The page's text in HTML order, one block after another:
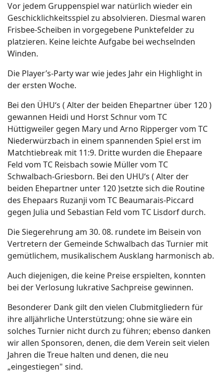
Vor jedem Gruppenspiel war natürlich wieder ein
Geschicklichkeitsspiel zu absolvieren. Diesmal waren
Frisbee-Scheiben in vorgegebene Punktefelder zu
platzieren. Keine leichte Aufgabe bei wechselnden
Winden.
Die Player’s-Party war wie jedes Jahr ein Highlight in
der ersten Woche.
Bei den ÜHU‘s ( Alter der beiden Ehepartner über 120 )
gewannen Heidi und Horst Schnur vom TC
Hüttigweiler gegen Mary und Arno Ripperger vom TC
Niederwürzbach in einem spannenden Spiel erst im
Matchtiebreak mit 11:9. Dritte wurden die Ehepaare
Feld vom TC Reisbach sowie Müller vom TC
Schwalbach-Griesborn. Bei den UHU‘s ( Alter der
beiden Ehepartner unter 120 )setzte sich die Routine
des Ehepaars Ruzanji vom TC Beaumarais-Piccard
gegen Julia und Sebastian Feld vom TC Lisdorf durch.
Die Siegerehrung am 30. 08. rundete im Beisein von
Vertretern der Gemeinde Schwalbach das Turnier mit
gemütlichem, musikalischem Ausklang harmonisch ab.
Auch diejenigen, die keine Preise erspielten, konnten
bei der Verlosung lukrative Sachpreise gewinnen.
Besonderer Dank gilt den vielen Clubmitgliedern für
ihre alljährliche Unterstützung; ohne sie wäre ein
solches Turnier nicht durch zu führen; ebenso danken
wir allen Sponsoren, denen, die dem Verein seit vielen
Jahren die Treue halten und denen, die neu
„eingestiegen" sind.